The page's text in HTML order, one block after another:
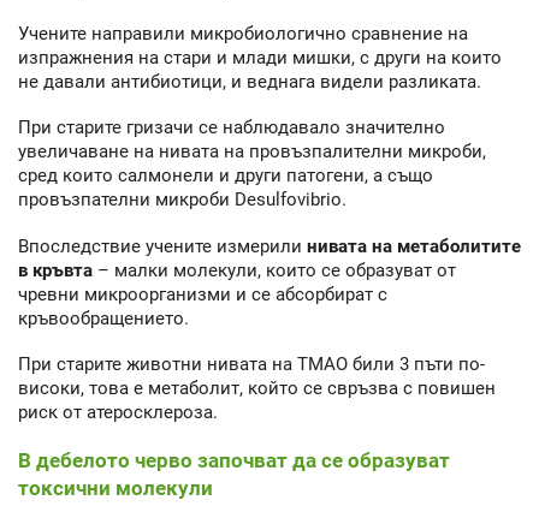
Учените направили микробиологично сравнение на
изпражнения на стари и млади мишки, с други на които
не давали антибиотици, и веднага видели разликата.
При старите гризачи се наблюдавало значително
увеличаване на нивата на провъзпалителни микроби,
сред които салмонели и други патогени, а също
провъзпателни микроби Desulfovibrio.
Впоследствие учените измерили нивата на метаболитите
в кръвта – малки молекули, които се образуват от
чревни микроорганизми и се абсорбират с
кръвообращението.
При старите животни нивата на ТМАО били 3 пъти по-
високи, това е метаболит, който се свръзва с повишен
риск от атеросклероза.
В дебелото черво започват да се образуват
токсични молекули